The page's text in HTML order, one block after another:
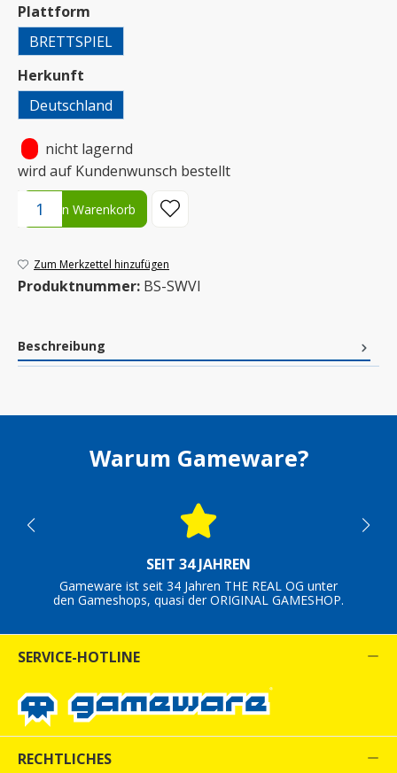
Plattform
BRETTSPIEL
Herkunft
Deutschland
nicht lagernd
wird auf Kundenwunsch bestellt
Produkt Anzahl: Gib den gewünschten Wert ein oder benutze
In den Warenkorb
Zum Merkzettel hinzufügen
Produktnummer: BS-SWVI
Beschreibung
Warum Gameware?
SEIT 34 JAHREN
Gameware ist seit 34 Jahren THE REAL OG unter
den Gameshops, quasi der ORIGINAL GAMESHOP.
SERVICE-HOTLINE
RECHTLICHES